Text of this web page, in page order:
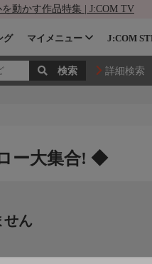
動かす作品特集 | J:COM TV
グ マイメニュー J:COM
詳細検索
ー大集合! ◆
せん